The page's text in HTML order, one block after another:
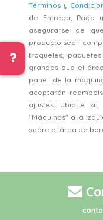
Términos y
de Entrega, Pago
asegurarse de
producto sean
troqueles,
grandes que el
panel de la
aceptarán
ajustes. Ubique
"Máquinas" a la
sobre el área de